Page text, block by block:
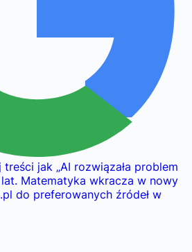
treści jak „AI rozwiązała problem
Matematyka wkracza w nowy
do preferowanych źródeł w